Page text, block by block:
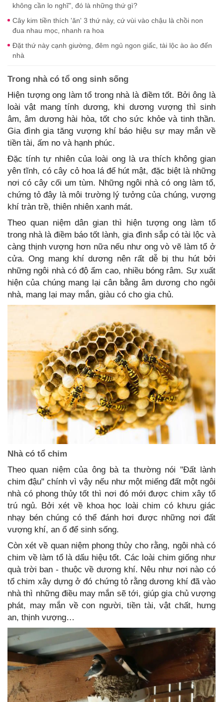
không cần lo nghĩ", đó là những thứ gì?
Cây kim tiền thích 'ăn' 3 thứ này, cứ vùi vào chậu là chồi non
đua nhau mọc, nhanh ra hoa
Đặt thứ này cạnh giường, đêm ngủ ngon giấc, tài lộc ào ào đến
nhà
Trong nhà có tổ ong sinh sống
Hiện tượng ong làm tổ trong nhà là điềm tốt. Bởi ông là
loài vật mang tính dương, khi dương vượng thì sinh
âm, âm dương hài hòa, tốt cho sức khỏe và tinh thần.
Gia đình gia tăng vượng khí báo hiệu sự may mắn về
tiền tài, ấm no và hạnh phúc.
Đặc tính tự nhiên của loài ong là ưa thích không gian
yên tĩnh, có cây cỏ hoa lá để hút mật, đặc biệt là những
nơi có cây cối um tùm. Những ngôi nhà có ong làm tổ,
chứng tỏ đây là môi trường lý tưởng của chúng, vượng
khí tràn trề, thiên nhiên xanh mát.
Theo quan niệm dân gian thì hiện tượng ong làm tổ
trong nhà là điềm báo tốt lành, gia đình sắp có tài lộc và
càng thịnh vượng hơn nữa nếu như ong vò vẽ làm tổ ở
cửa. Ong mang khí dương nên rất dễ bị thu hút bởi
những ngôi nhà có độ ẩm cao, nhiều bóng râm. Sự xuất
hiện của chúng mang lại cân bằng âm dương cho ngôi
nhà, mang lại may mắn, giàu có cho gia chủ.
Nhà có tổ chim
Theo quan niệm của ông bà ta thường nói "Đất lành
chim đậu" chính vì vậy nếu như một miếng đất một ngôi
nhà có phong thủy tốt thì nơi đó mới được chim xây tổ
trú ngủ. Bởi xét về khoa học loài chim có khưu giác
nhạy bén chúng có thể đánh hơi được những nơi đất
vượng khí, an ổ để sinh sống.
Còn xét về quan niệm phong thủy cho rằng, ngôi nhà có
chim về làm tổ là dấu hiệu tốt. Các loài chim giống như
quà trời ban - thuộc về dương khí. Nêu như nơi nào có
tổ chim xây dựng ở đó chứng tỏ rằng dương khí đã vào
nhà thì những điều may mắn sẽ tới, giúp gia chủ vượng
phát, may mắn về con người, tiền tài, vật chất, hưng
an, thịnh vượng…